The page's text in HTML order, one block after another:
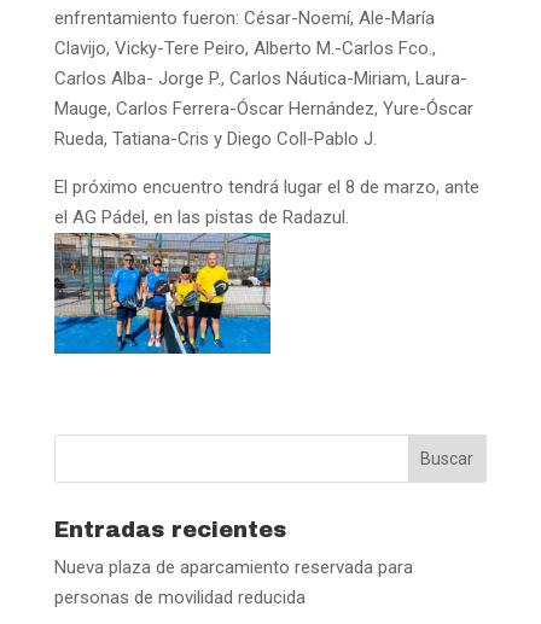
enfrentamiento fueron: César-Noemí, Ale-María
Clavijo, Vicky-Tere Peiro, Alberto M.-Carlos Fco.,
Carlos Alba- Jorge P., Carlos Náutica-Miriam, Laura-
Mauge, Carlos Ferrera-Óscar Hernández, Yure-Óscar
Rueda, Tatiana-Cris y Diego Coll-Pablo J.
El próximo encuentro tendrá lugar el 8 de marzo, ante
el AG Pádel, en las pistas de Radazul.
Entradas recientes
Nueva plaza de aparcamiento reservada para
personas de movilidad reducida